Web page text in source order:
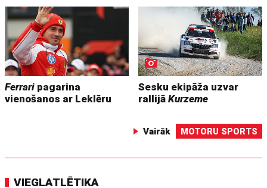
Ferrari pagarina
vienošanos ar Leklēru
Sesku ekipāža uzvar
rallijāKurzeme
Vairāk MOTORU SPORTS
VIEGLATLĒTIKA